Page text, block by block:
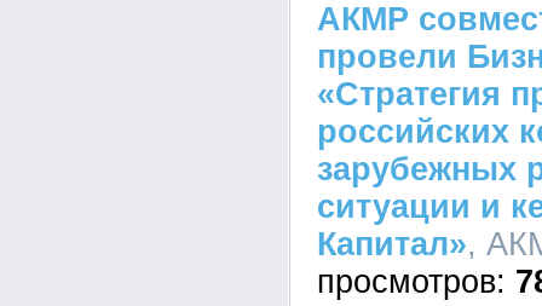
АКМР
провели
«Стратегия
российских
зарубежных
ситуации и
Капитал»,